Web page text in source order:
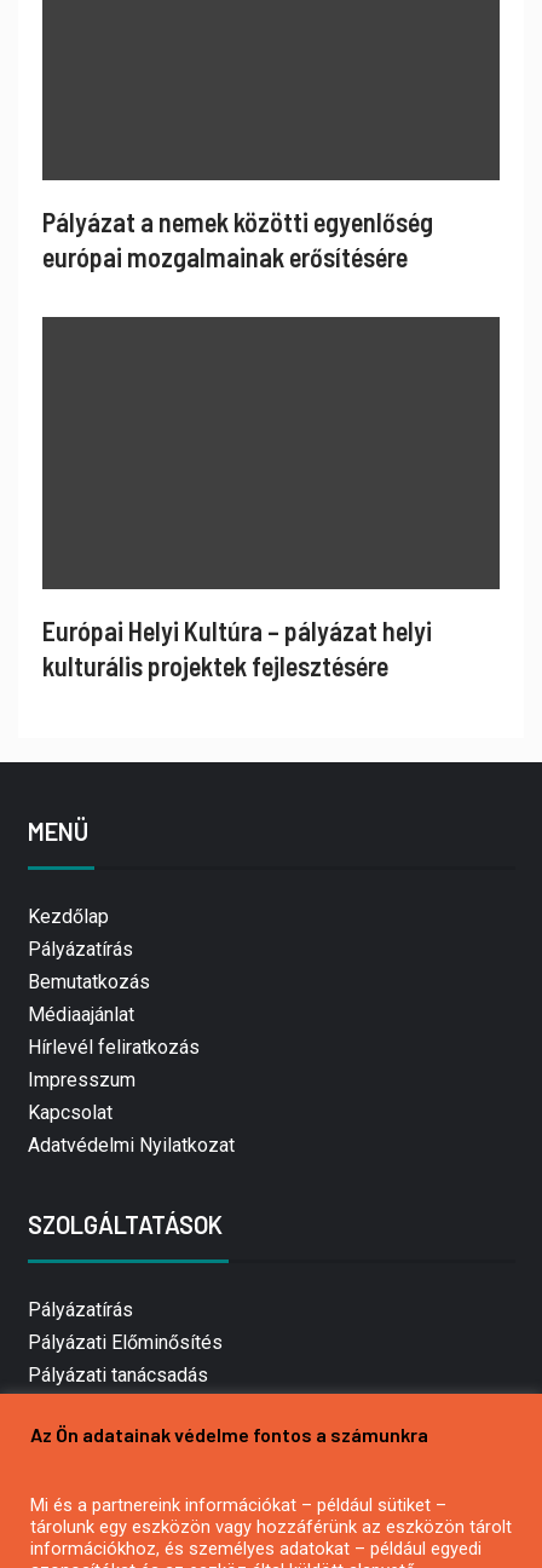
Pályázat a nemek közötti egyenlőség
európai mozgalmainak erősítésére
Európai Helyi Kultúra – pályázat helyi
kulturális projektek fejlesztésére
MENÜ
Kezdőlap
Pályázatírás
Bemutatkozás
Médiaajánlat
Hírlevél feliratkozás
Impresszum
Kapcsolat
Adatvédelmi Nyilatkozat
SZOLGÁLTATÁSOK
Pályázatírás
Pályázati Előminősítés
Pályázati tanácsadás
Mezőgazdasági pályázatírás
Pályázatírás civil szervezeteknek
Pályázatírás önkormányzatoknak
Az Ön adatainak védelme fontos a számunkra
Mi és a partnereink információkat – például sütiket –
tárolunk egy eszközön vagy hozzáférünk az eszközön tárolt
információkhoz, és személyes adatokat – például egyedi